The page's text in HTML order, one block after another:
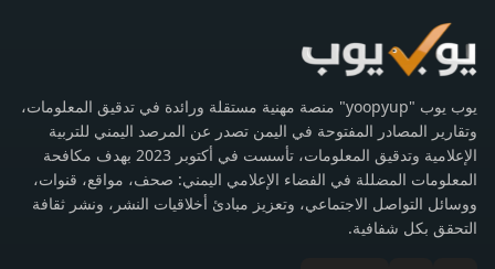
يوب يوب "yoopyup" منصة مهنية مستقلة ورائدة في تدقيق المعلومات،
وتقارير المصادر المفتوحة في اليمن تصدر عن المرصد اليمني للتربية
الإعلامية وتدقيق المعلومات، تأسست في أكتوبر 2023 بهدف مكافحة
المعلومات المضللة في الفضاء الإعلامي اليمني: صحف، مواقع، قنوات،
ووسائل التواصل الاجتماعي، وتعزيز مبادئ أخلاقيات النشر، ونشر ثقافة
التحقق بكل شفافية.